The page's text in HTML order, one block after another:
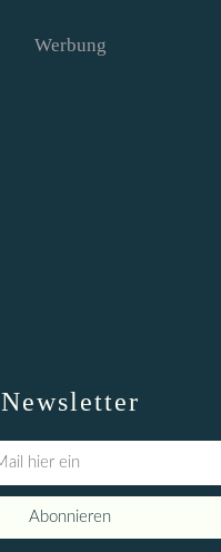
Newsletter
Werbung